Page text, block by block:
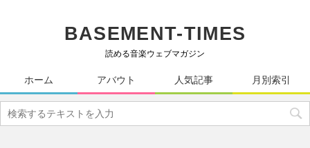
BASEMENT-TIMES
読める音楽ウェブマガジン
ホーム アバウト 人気記事 月別索引